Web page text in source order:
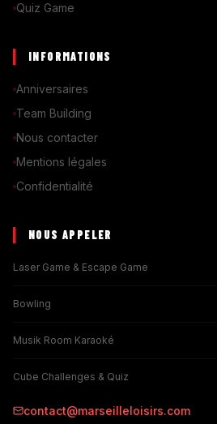
Quiz Game
INFORMATIONS
Anniversaires
Team Building
Nous contacter
Mentions légales
Confidentialité
NOUS APPELER
Laser Game & Escape Game
Bowling
Musik Room Karaoké
Cube Challenges & Quiz
contact@marseilleloisirs.com